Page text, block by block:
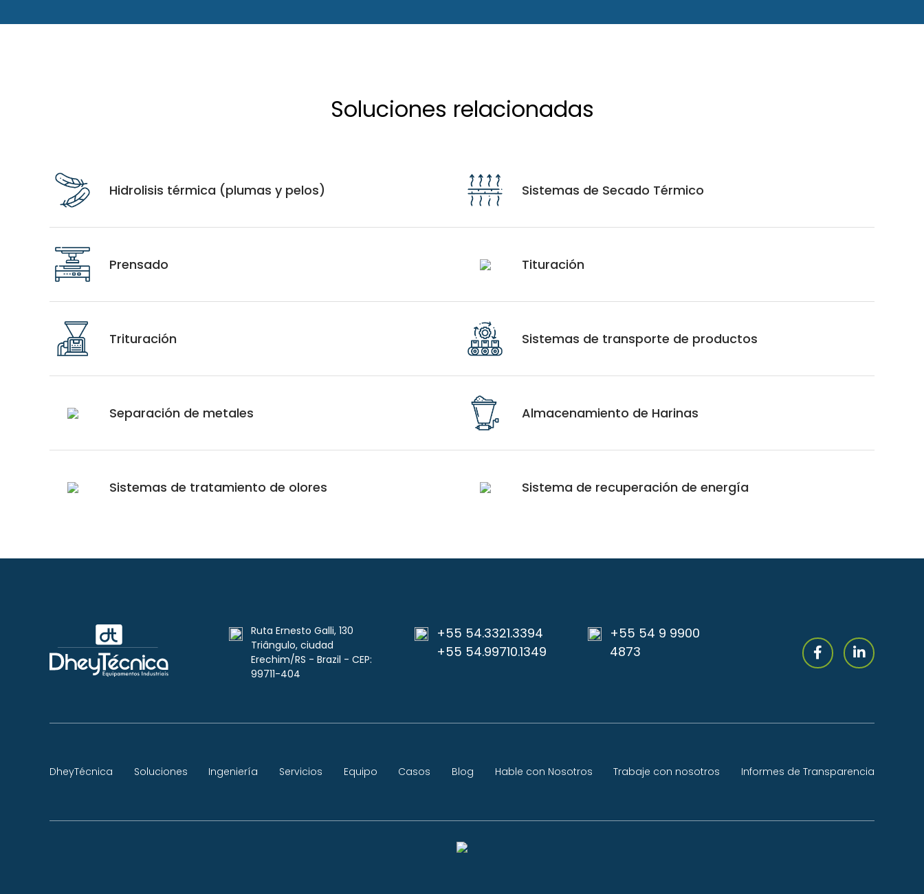
Soluciones relacionadas
Hidrolisis térmica (plumas y pelos) Sistemas de Secado Térmico
Prensado Tituración
Trituración Sistemas de transporte de productos
Separación de metales Almacenamiento de Harinas
Sistemas de tratamiento de olores Sistema de recuperación de energía
Ruta Ernesto Galli, 130
Triângulo, ciudad
Erechim/RS - Brazil - CEP:
99711-404
+55 54.3321.3394
+55 54.99710.1349
+55 54 9 9900
4873
DheyTécnica Soluciones Ingeniería Servicios Equipo Casos Blog Hable con Nosotros Trabaje con nosotros Informes de Transparencia